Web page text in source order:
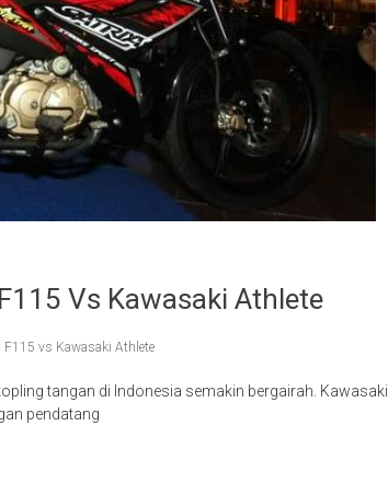
Vs Kawasaki Athlete
F115 vs Kawasaki Athlete
tangan di Indonesia semakin bergairah. Kawasaki
pendatang